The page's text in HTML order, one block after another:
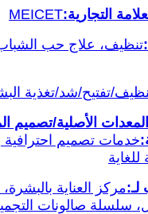
التجارية:MEICET
تنظيف، علاج حب
تفتيح/شد/تغذية
الأصلية/تصميم
خدمات تصميم احترافية
مركز العناية
سلسلة صالونات